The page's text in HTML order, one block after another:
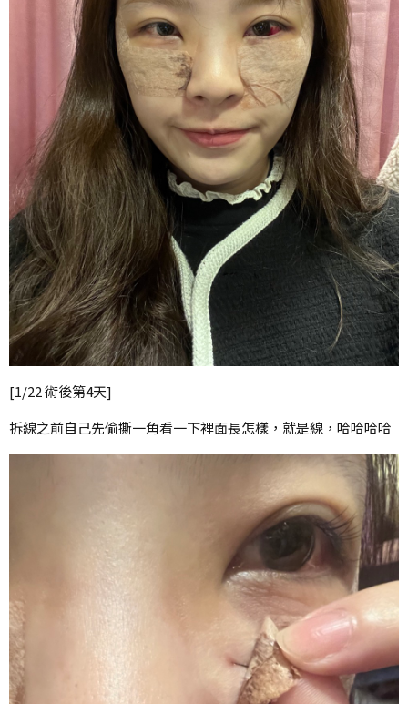
[1/22 術後第4天]
拆線之前自己先偷撕一角看一下裡面長怎樣，就是線，哈哈哈哈